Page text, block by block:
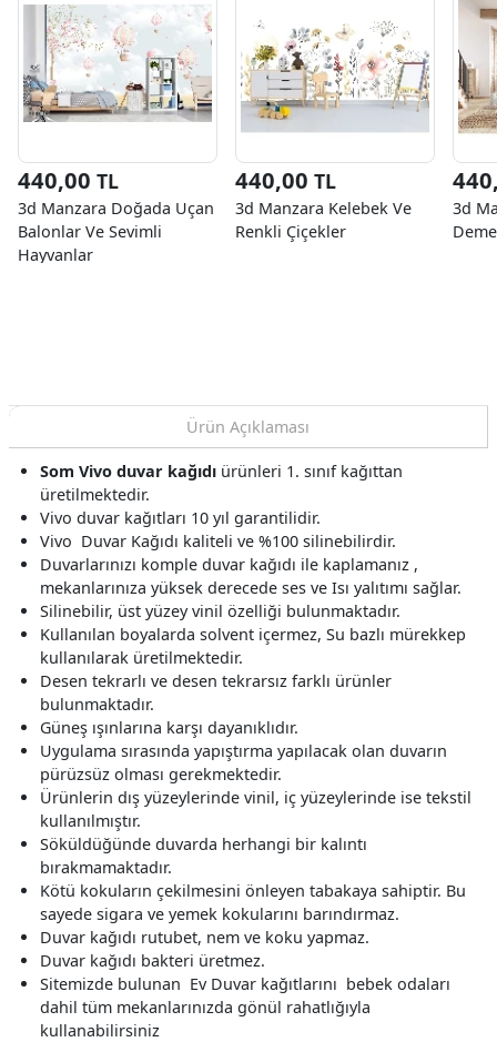
440,00 TL
3d Manzara Doğada Uçan
Balonlar Ve Sevimli
Hayvanlar
440,00 TL
3d Manzara Kelebek Ve
Renkli Çiçekler
3d
Ürün Açıklaması
Som Vivo duvar kağıdı ürünleri 1. sınıf kağıttan
üretilmektedir.
Vivo duvar kağıtları 10 yıl garantilidir.
Vivo Duvar Kağıdı kaliteli ve %100 silinebilirdir.
Duvarlarınızı komple duvar kağıdı ile kaplamanız ,
mekanlarınıza yüksek derecede ses ve Isı yalıtımı sağlar.
Silinebilir, üst yüzey vinil özelliği bulunmaktadır.
Kullanılan boyalarda solvent içermez, Su bazlı mürekkep
kullanılarak üretilmektedir.
Desen tekrarlı ve desen tekrarsız farklı ürünler
bulunmaktadır.
Güneş ışınlarına karşı dayanıklıdır.
Uygulama sırasında yapıştırma yapılacak olan duvarın
pürüzsüz olması gerekmektedir.
Ürünlerin dış yüzeylerinde vinil, iç yüzeylerinde ise tekstil
kullanılmıştır.
Söküldüğünde duvarda herhangi bir kalıntı
bırakmamaktadır.
Kötü kokuların çekilmesini önleyen tabakaya sahiptir. Bu
sayede sigara ve yemek kokularını barındırmaz.
Duvar kağıdı rutubet, nem ve koku yapmaz.
Duvar kağıdı bakteri üretmez.
Sitemizde bulunan Ev Duvar kağıtlarını bebek odaları
dahil tüm mekanlarınızda gönül rahatlığıyla
kullanabilirsiniz